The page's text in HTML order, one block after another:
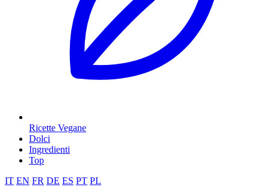
Ricette Vegane
Dolci
Ingredienti
Top
IT EN FR DE ES PT PL